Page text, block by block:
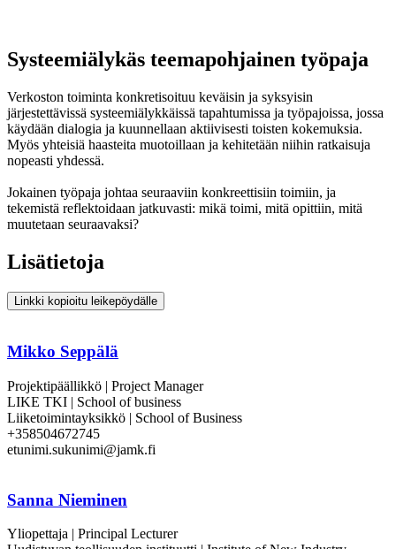
Systeemiälykäs teemapohjainen työpaja
Verkoston toiminta konkretisoituu keväisin ja syksyisin
järjestettävissä systeemiälykkäissä tapahtumissa ja työpajoissa, jossa
käydään dialogia ja kuunnellaan aktiivisesti toisten kokemuksia.
Myös yhteisiä haasteita muotoillaan ja kehitetään niihin ratkaisuja
nopeasti yhdessä.
Jokainen työpaja johtaa seuraaviin konkreettisiin toimiin, ja
tekemistä reflektoidaan jatkuvasti: mikä toimi, mitä opittiin, mitä
muutetaan seuraavaksi?
Lisätietoja
Linkki kopioitu leikepöydälle
Mikko Seppälä
Projektipäällikkö | Project Manager
LIKE TKI | School of business
Liiketoimintayksikkö | School of Business
+358504672745
etunimi.sukunimi@jamk.fi
Sanna Nieminen
Yliopettaja | Principal Lecturer